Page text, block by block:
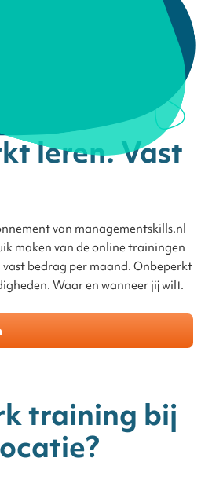
leren. Vast
van managementskills.nl
maken van de online trainingen
vast bedrag per maand. Onbeperkt
Waar en wanneer jij wilt.
training bij